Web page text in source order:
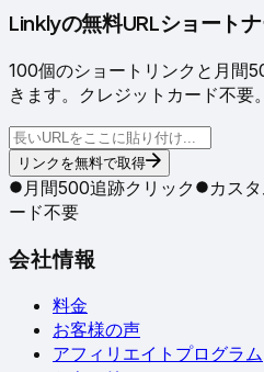
Linklyの無料URLショート
100個のショートリンクと月間
きます。クレジットカード不要。
リンクを無料で取得
月間500追跡クリック カス
ード不要
会社情報
料金
お客様の声
アフィリエイトプログラム